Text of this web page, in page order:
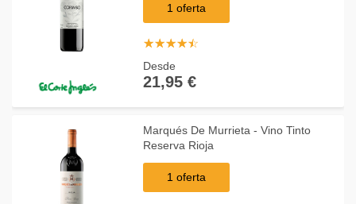
1 oferta
☆☆☆☆☆
★★★★★
Desde
21,95 €
Marqués De Murrieta - Vino Tinto
Reserva Rioja
1 oferta